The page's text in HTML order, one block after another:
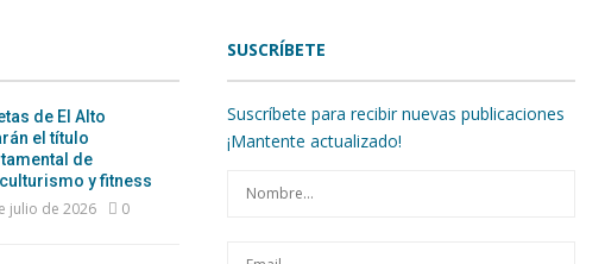
de El Alto
el título
de
y fitness
julio de 2026 0
SUSCRÍBETE
Suscríbete para recibir nuevas publicaciones
¡Mantente actualizado!